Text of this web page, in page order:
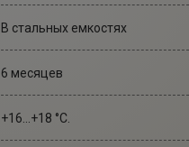
В стальных емкостях
6 месяцев
+16...+18 °С.